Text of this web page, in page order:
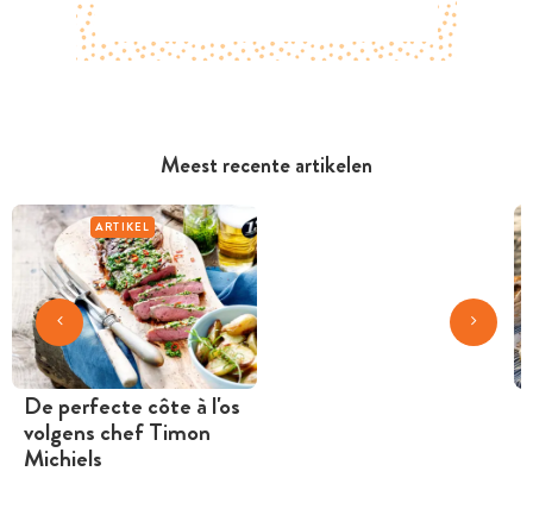
Meest recente artikelen
ARTIKEL
De perfecte côte à l'os
volgens chef Timon
Michiels